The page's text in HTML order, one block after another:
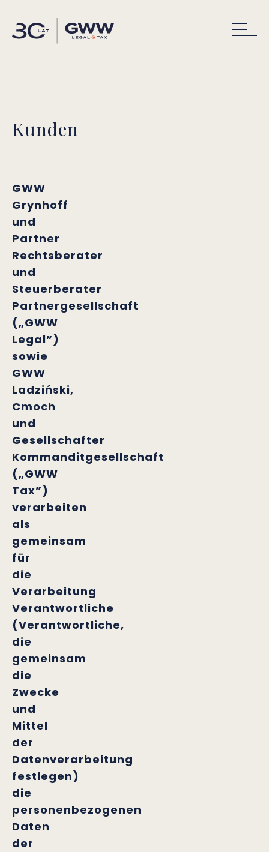
Kunden
GWW
Grynhoff
und
Partner
Rechtsberater
und
Steuerberater
Partnergesellschaft
(„GWW
Legal”)
sowie
GWW
Ladziński,
Cmoch
und
Gesellschafter
Kommanditgesellschaft
(„GWW
Tax”)
verarbeiten
als
gemeinsam
für
die
Verarbeitung
Verantwortliche
(Verantwortliche,
die
gemeinsam
die
Zwecke
und
Mittel
der
Datenverarbeitung
festlegen)
die
personenbezogenen
Daten
der